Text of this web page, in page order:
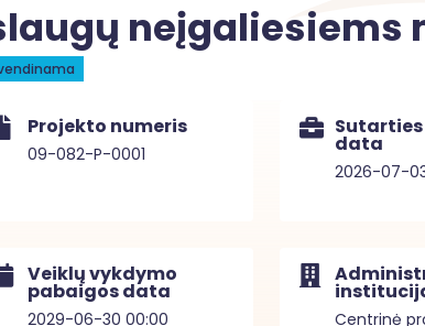
neįgaliesiems
Projekto numeris
09-082-P-0001 data
2026-07-
Veiklų vykdymo
pabaigos data
2029-06-30 00:00
Centrinė